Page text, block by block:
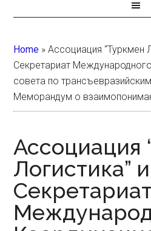
Home »Ассоциация “Туркмен
Секретариат
совета по
Меморандум о
Ассоциация
Логистика” и
Секретариат